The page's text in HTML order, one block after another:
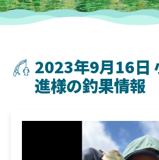
2023年9月16日
進様の釣果情報